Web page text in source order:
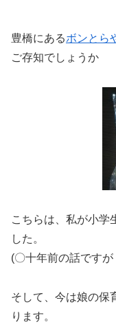
豊橋にあるボンとら
ご存知でしょうか
こちらは、私が小学
した。
(〇十年前の話ですが
そして、今は娘の保
ります。